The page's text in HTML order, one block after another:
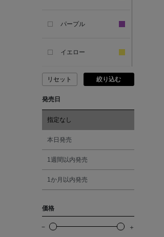
ANDERSONS
ANYA HINDMARCH
ARCS LONDON
ARIANNA
パープル
イエロー
ピンク
レッド
オレンジ
シルバー
リセット 絞り込む
発売日
指定なし
本日発売
1週間以内発売
1か月以内発売
価格